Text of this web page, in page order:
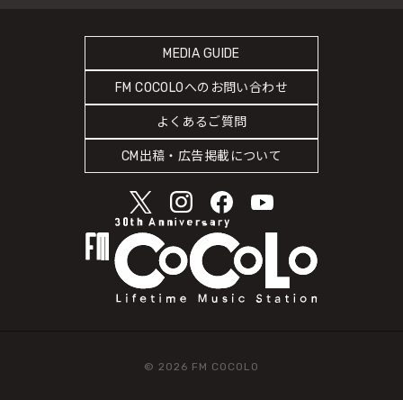
緊急地震速報の対応
災害情報共有パートナーシップ
人権尊重・コンプライアンスに関する調査の結果について
MEDIA GUIDE
FM COCOLOへのお問い合わせ
よくあるご質問
CM出稿・広告掲載について
© 2026 FM COCOLO